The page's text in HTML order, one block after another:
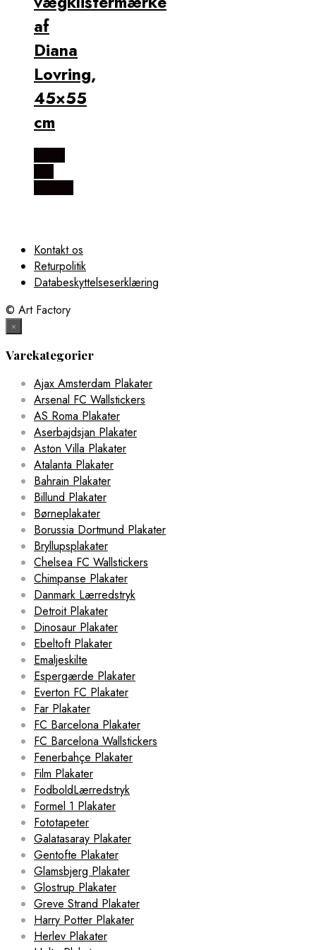
af
Diana
Lovring,
45×55
cm
Kontakt os
Returpolitik
Databeskyttelseserklæring
© Art Factory
×
Varekategorier
Ajax Amsterdam Plakater
Arsenal FC Wallstickers
AS Roma Plakater
Aserbajdsjan Plakater
Aston Villa Plakater
Atalanta Plakater
Bahrain Plakater
Billund Plakater
Børneplakater
Borussia Dortmund Plakater
Bryllupsplakater
Chelsea FC Wallstickers
Chimpanse Plakater
Danmark Lærredstryk
Detroit Plakater
Dinosaur Plakater
Ebeltoft Plakater
Emaljeskilte
Espergærde Plakater
Everton FC Plakater
Far Plakater
FC Barcelona Plakater
FC Barcelona Wallstickers
Fenerbahçe Plakater
Film Plakater
FodboldLærredstryk
Formel 1 Plakater
Fototapeter
Galatasaray Plakater
Gentofte Plakater
Glamsbjerg Plakater
Glostrup Plakater
Greve Strand Plakater
Harry Potter Plakater
Herlev Plakater